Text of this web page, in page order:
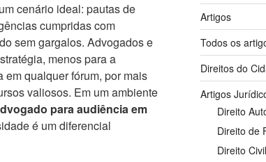
cenário ideal: pautas de
cumpridas com
sem gargalos. Advogados e
menos para a
em qualquer fórum, por mais
valiosos. Em um ambiente
para audiência em
é um diferencial
Artigos
Todos os
Direitos do
Artigos
Direito
Direito de
Direito Civil